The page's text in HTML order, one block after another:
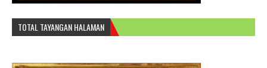
TOTAL TAYANGAN HALAMAN